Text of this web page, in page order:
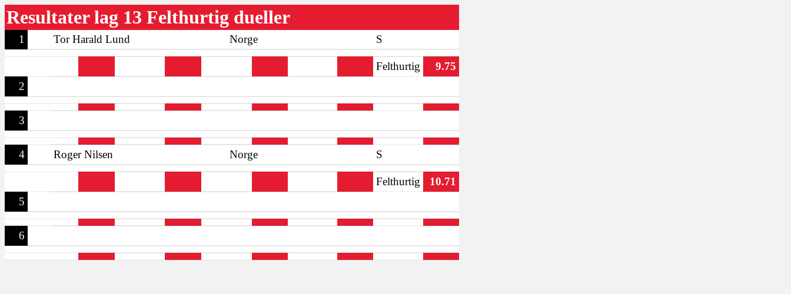
Resultater lag 13 Felthurtig dueller
1 Tor Harald Lund Norge S
Felthurtig
9.75
2
3
4 Roger Nilsen Norge S
Felthurtig
10.71
5
6